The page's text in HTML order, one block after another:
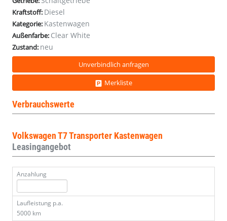
DigC
FACELIFT
DigC
FACELIFT
DigC
FACELIFT
DigC
FACELIFT
DigC
FACELIFT
Kraftstoff: Diesel
Kategorie: Kastenwagen
Außenfarbe: Clear White
Zustand: neu
Unverbindlich anfragen
Merkliste
Verbrauchswerte
Volkswagen T7 Transporter Kastenwagen
Leasingangebot
Anzahlung
Laufleistung p.a.
5000 km